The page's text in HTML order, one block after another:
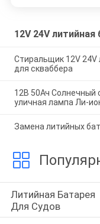
12V 24V литийная
Стиральщик 12V 24V
для скваббера
12В 50Ач Солнечный
уличная лампа Ли-
Замена литийных
Литийная Батарея
Для Судов